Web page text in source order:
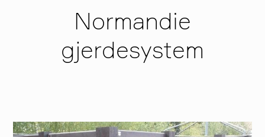
produkter
om oss
Normandie
gjerdesystem